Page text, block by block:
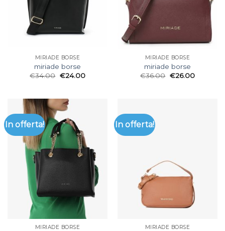
MIRIADE BORSE
miriade borse
€34.00 €24.00
MIRIADE BORSE
miriade borse
€36.00 €26.00
In offerta!
MIRIADE BORSE
In offerta!
MIRIADE BORSE